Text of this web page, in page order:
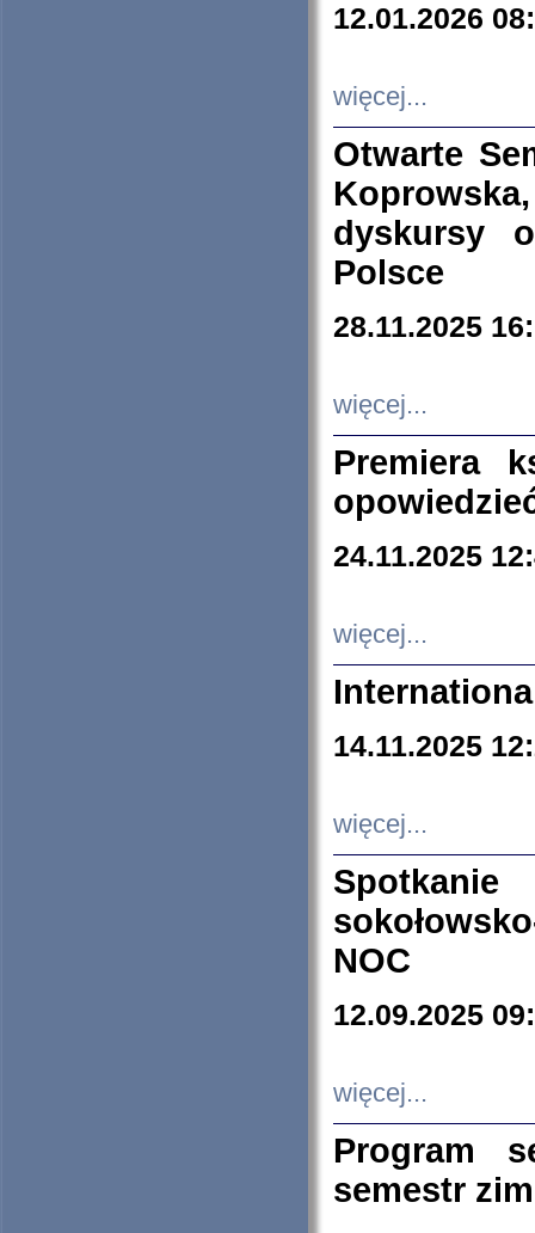
12.01.2026
więcej...
Otwarte
dyskursy
Polsce
28.11.2025
więcej...
Premiera
24.11.2025
więcej...
14.11.2025
więcej...
NOC
12.09.2025
więcej...
Program
semestr